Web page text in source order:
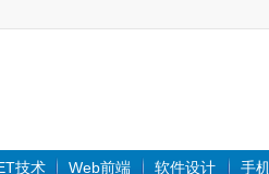
技术 Web前端 软件设计 手